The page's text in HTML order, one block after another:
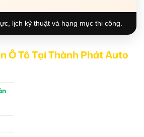
lịch kỹ thuật và hạng mục thi công.
Ô Tô Tại Thành Phát Auto